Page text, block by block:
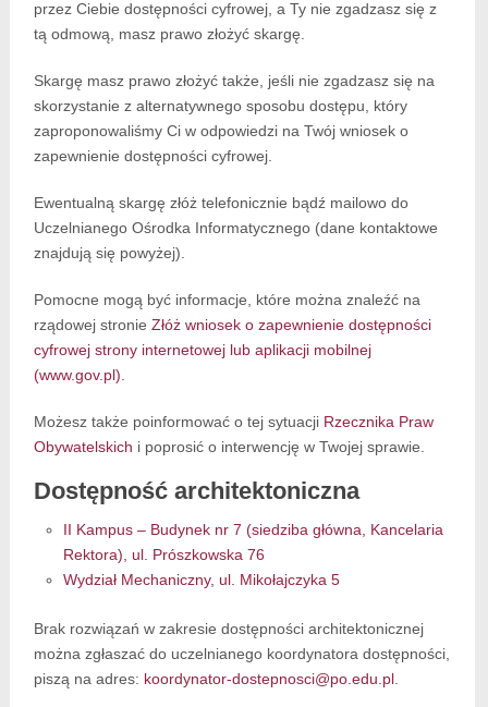
przez Ciebie dostępności cyfrowej, a Ty nie zgadzasz się z
tą odmową, masz prawo złożyć skargę.
Skargę masz prawo złożyć także, jeśli nie zgadzasz się na
skorzystanie z alternatywnego sposobu dostępu, który
zaproponowaliśmy Ci w odpowiedzi na Twój wniosek o
zapewnienie dostępności cyfrowej.
Ewentualną skargę złóż telefonicznie bądź mailowo do
Uczelnianego Ośrodka Informatycznego (dane kontaktowe
znajdują się powyżej).
Pomocne mogą być informacje, które można znaleźć na
rządowej stronie Złóż wniosek o zapewnienie dostępności
cyfrowej strony internetowej lub aplikacji mobilnej
(www.gov.pl)
Możesz także poinformować o tej sytuacji Rzecznika Praw
Obywatelskich i poprosić o interwencję w Twojej sprawie.
Dostępność architektoniczna
II Kampus – Budynek nr 7 (siedziba główna, Kancelaria
Rektora), ul. Prószkowska 76
Wydział Mechaniczny, ul. Mikołajczyka 5
Brak rozwiązań w zakresie dostępności architektonicznej
można zgłaszać do uczelnianego koordynatora dostępności,
piszą na adres: koordynator-dostepnosci@po.edu.pl.